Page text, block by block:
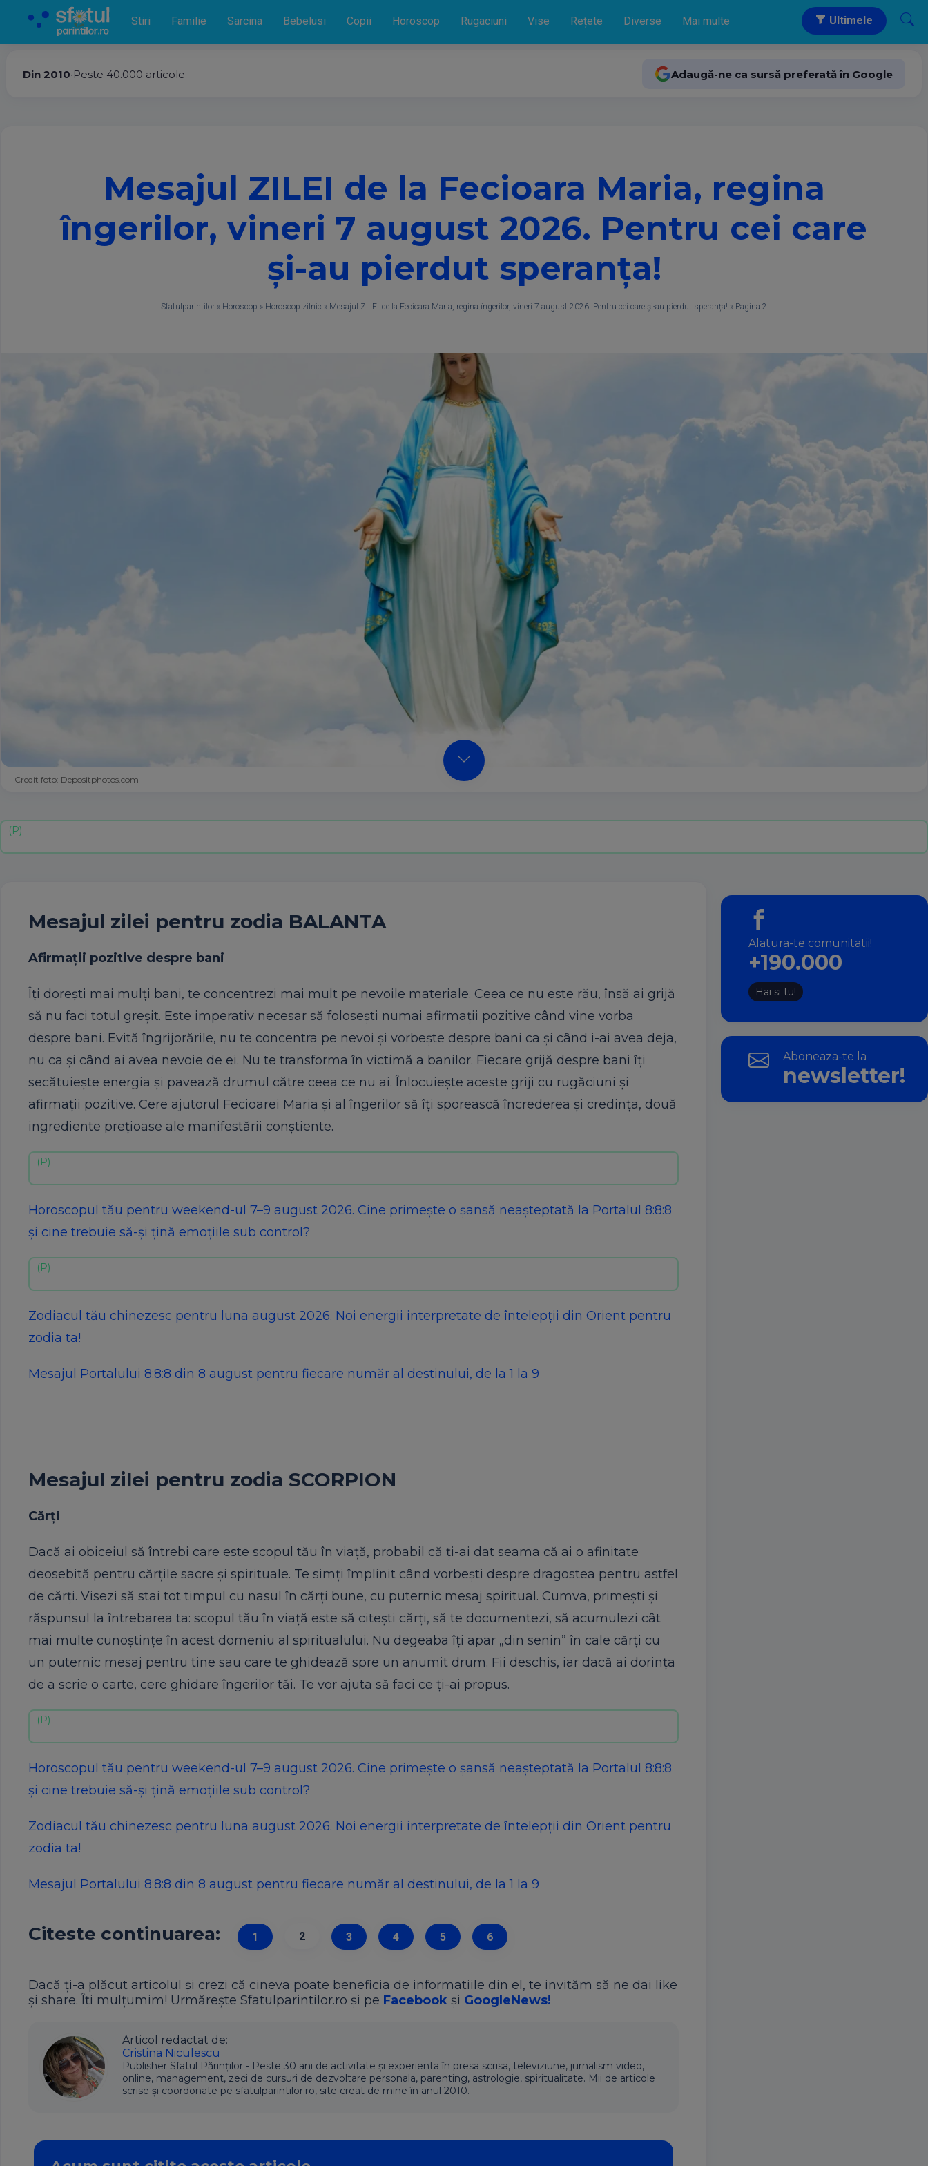
Stiri Familie Sarcina Bebelusi Copii Horoscop Rugaciuni Vise Rețete Diverse Mai multe Ultimele
Din 2010•Peste 40.000 articole Adaugă-ne ca sursă preferată în Google
Mesajul ZILEI de la Fecioara Maria, regina
îngerilor, vineri 7 august 2026. Pentru cei care
și-au pierdut speranța!
Sfatulparintilor » Horoscop » Horoscop zilnic » Mesajul ZILEI de la Fecioara Maria, regina îngerilor, vineri 7 august 2026. Pentru cei care și-au pierdut speranța! » Pagina 2
Credit foto: Depositphotos.com
Mesajul zilei pentru zodia BALANTA
Afirmații pozitive despre bani
Îți dorești mai mulți bani, te concentrezi mai mult pe nevoile materiale. Ceea ce nu este rău, însă ai grijă
să nu faci totul greșit. Este imperativ necesar să folosești numai afirmații pozitive când vine vorba
despre bani. Evită îngrijorările, nu te concentra pe nevoi și vorbește despre bani ca și când i-ai avea deja,
nu ca și când ai avea nevoie de ei. Nu te transforma în victimă a banilor. Fiecare grijă despre bani îți
secătuiește energia și pavează drumul către ceea ce nu ai. Înlocuiește aceste griji cu rugăciuni și
afirmații pozitive. Cere ajutorul Fecioarei Maria și al îngerilor să îți sporească încrederea și credința, două
ingrediente prețioase ale manifestării conștiente.
Horoscopul tău pentru weekend-ul 7–9 august 2026. Cine primește o șansă neașteptată la Portalul 8:8:8
și cine trebuie să-și țină emoțiile sub control?
Zodiacul tău chinezesc pentru luna august 2026. Noi energii interpretate de întelepții din Orient pentru
zodia ta!
Mesajul Portalului 8:8:8 din 8 august pentru fiecare număr al destinului, de la 1 la 9
Mesajul zilei pentru zodia SCORPION
Cărți
Dacă ai obiceiul să întrebi care este scopul tău în viață, probabil că ți-ai dat seama că ai o afinitate
deosebită pentru cărțile sacre și spirituale. Te simți împlinit când vorbești despre dragostea pentru astfel
de cărți. Visezi să stai tot timpul cu nasul în cărți bune, cu puternic mesaj spiritual. Cumva, primești și
răspunsul la întrebarea ta: scopul tău în viață este să citești cărți, să te documentezi, să acumulezi cât
mai multe cunoștințe în acest domeniu al spiritualului. Nu degeaba îți apar „din senin” în cale cărți cu
un puternic mesaj pentru tine sau care te ghidează spre un anumit drum. Fii deschis, iar dacă ai dorința
de a scrie o carte, cere ghidare îngerilor tăi. Te vor ajuta să faci ce ți-ai propus.
Horoscopul tău pentru weekend-ul 7–9 august 2026. Cine primește o șansă neașteptată la Portalul 8:8:8
și cine trebuie să-și țină emoțiile sub control?
Zodiacul tău chinezesc pentru luna august 2026. Noi energii interpretate de întelepții din Orient pentru
zodia ta!
Mesajul Portalului 8:8:8 din 8 august pentru fiecare număr al destinului, de la 1 la 9
Citeste continuarea: 1 2 3 4 5 6
Dacă ți-a plăcut articolul și crezi că cineva poate beneficia de informatiile din el, te invităm să ne dai like
și share. Îți mulțumim! Urmărește Sfatulparintilor.ro și pe Facebook și GoogleNews!
Articol redactat de:
Cristina Niculescu
Publisher Sfatul Părinților - Peste 30 ani de activitate și experienta în presa scrisa, televiziune, jurnalism video,
online, management, zeci de cursuri de dezvoltare personala, parenting, astrologie, spiritualitate. Mii de articole
scrise și coordonate pe sfatulparintilor.ro, site creat de mine în anul 2010.
Alatura-te comunitatii!
+190.000
Hai si tu!
Aboneaza-te la
newsletter!